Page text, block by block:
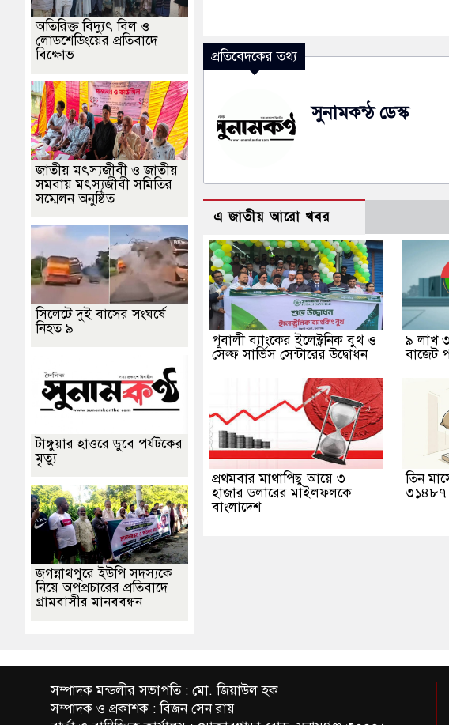
প্রতিবেদকের তথ্য
সুনামকন্ঠ ডেস্ক
এ জাতীয় আরো খবর
পূবালী ব্যাংকের ইলেক্ট্রনিক বুথ ও
সেল্ফ সার্ভিস সেন্টারের উদ্বোধন
৯ লাখ
বাজেট
প্রথমবার মাথাপিছু আয়ে ৩
হাজার ডলারের মাইলফলকে
বাংলাদেশ
তিন
৩১৪৮৭
অতিরিক্ত বিদ্যুৎ বিল ও
লোডশেডিংয়ের প্রতিবাদে
বিক্ষোভ
জাতীয় মৎস্যজীবী ও জাতীয়
সমবায় মৎস্যজীবী সমিতির
সম্মেলন অনুষ্ঠিত
সিলেটে দুই বাসের সংঘর্ষে
নিহত ৯
টাঙ্গুয়ার হাওরে ডুবে পর্যটকের
মৃত্যু
জগন্নাথপুরে ইউপি সদস্যকে
নিয়ে অপপ্রচারের প্রতিবাদে
গ্রামবাসীর মানববন্ধন
সম্পাদক মন্ডলীর সভাপতি : মো. জিয়াউল হক
সম্পাদক ও প্রকাশক : বিজন সেন রায়